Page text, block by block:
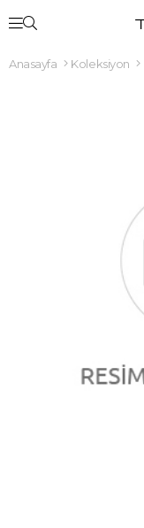
Anasayfa Koleksiyon